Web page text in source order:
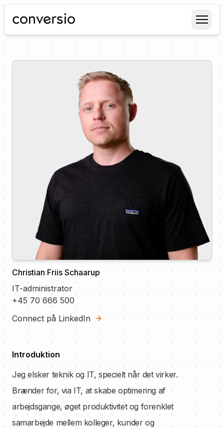
Conversio
Christian Friis Schaarup
IT-administrator
+45 70 666 500
Connect på LinkedIn
Introduktion
Jeg elsker teknik og IT, specielt når det virker.
Brænder for, via IT, at skabe optimering af
arbejdsgange, øget produktivitet og forenklet
samarbejde mellem kolleger, kunder og